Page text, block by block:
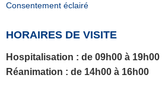
Consentement éclairé
HORAIRES DE VISITE
Hospitalisation : de 09h00 à 19h00
Réanimation : de 14h00 à 16h00